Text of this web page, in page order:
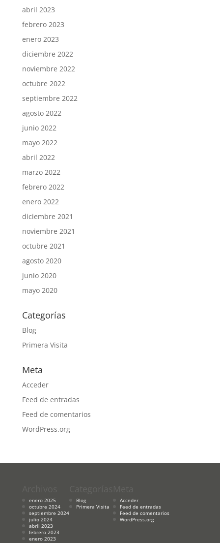
abril 2023
febrero 2023
enero 2023
diciembre 2022
noviembre 2022
octubre 2022
septiembre 2022
agosto 2022
junio 2022
mayo 2022
abril 2022
marzo 2022
febrero 2022
enero 2022
diciembre 2021
noviembre 2021
octubre 2021
agosto 2020
junio 2020
mayo 2020
Categorías
Blog
Primera Visita
Meta
Acceder
Feed de entradas
Feed de comentarios
WordPress.org
enero 2025
octubre 2024
septiembre 2024
julio 2024
abril 2023
febrero 2023
enero 2023
Blog
Primera Visita
Acceder
Feed de entradas
Feed de comentarios
WordPress.org